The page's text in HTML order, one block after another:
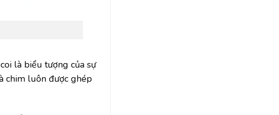
là biểu tượng của sự
chim luôn được ghép